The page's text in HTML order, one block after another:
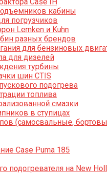
кабины
погрузчиков
Lemken и Kuhn
разных брендов
для бензиновых
для дизелей
турбины
шин CTIS
подогрева
топлива
смазки
в ступицах
(самосвальные,
Case Puma 185
подогревателя на New